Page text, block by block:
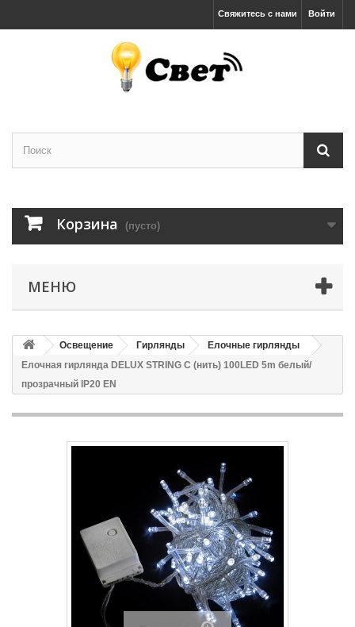
Войти
Свяжитесь с нами
Корзина (пусто)
МЕНЮ
Освещение Гирлянды
Елочные гирлянды
Елочная гирлянда DELUX STRING С (нить) 100LED 5m белый/
прозрачный IP20 EN